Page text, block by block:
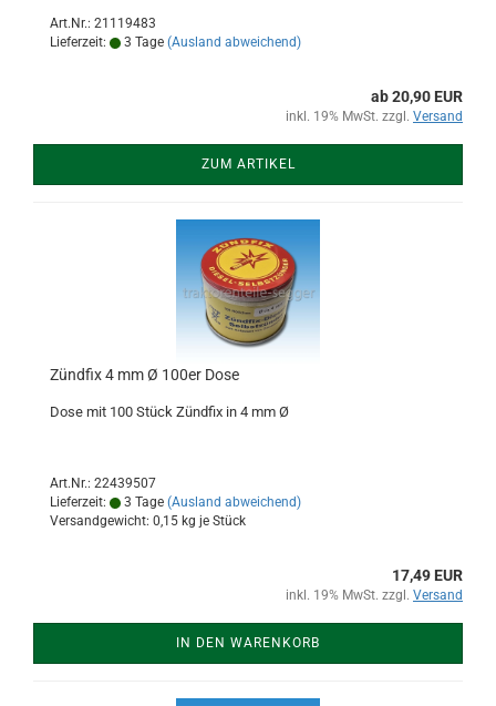
Art.Nr.: 21119483
Lieferzeit:
3 Tage (Ausland abweichend)
ab 20,90 EUR
inkl. 19% MwSt. zzgl. Versand
ZUM ARTIKEL
Zündfix 4 mm Ø 100er Dose
Dose mit 100 Stück Zündfix in 4 mm Ø
Art.Nr.: 22439507
Lieferzeit:
3 Tage (Ausland abweichend)
Versandgewicht: 0,15 kg je Stück
17,49 EUR
inkl. 19% MwSt. zzgl. Versand
IN DEN WARENKORB